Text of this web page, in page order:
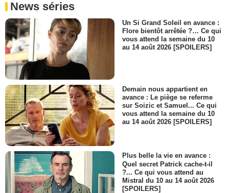
News séries
Un Si Grand Soleil en avance :
Flore bientôt arrêtée ?… Ce qui
vous attend la semaine du 10
au 14 août 2026 [SPOILERS]
Demain nous appartient en
avance : Le piège se referme
sur Soizic et Samuel... Ce qui
vous attend la semaine du 10
au 14 août 2026 [SPOILERS]
Plus belle la vie en avance :
Quel secret Patrick cache-t-il
?... Ce qui vous attend au
Mistral du 10 au 14 août 2026
[SPOILERS]